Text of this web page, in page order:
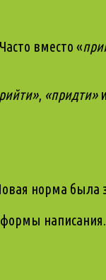
вместо «
, «придти»
норма была
формы написания.